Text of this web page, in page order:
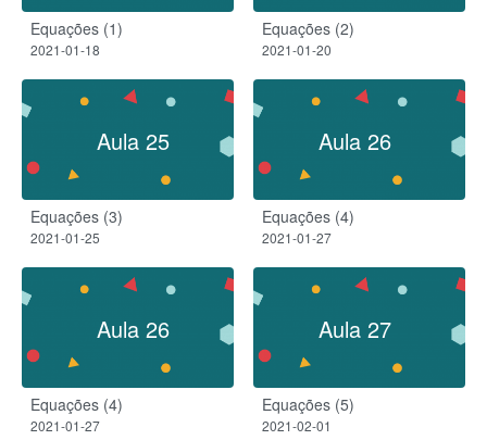
Equações (1)
2021-01-18
Equações (2)
2021-01-20
Aula 25
Equações (3)
2021-01-25
Aula 26
Equações (4)
2021-01-27
Aula 26
Equações (4)
2021-01-27
Aula 27
Equações (5)
2021-02-01